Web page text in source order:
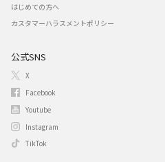
はじめての方へ
カスタマーハラスメントポリシー
公式SNS
X
Facebook
Youtube
Instagram
TikTok